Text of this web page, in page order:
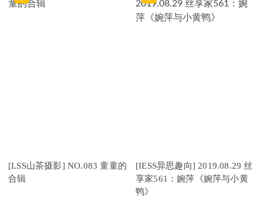
[LSS山茶摄影] NO.083 童童的
合辑
[IESS异思趣向] 2019.08.29 丝
享家561：婉萍《婉萍与小黄
鸭》